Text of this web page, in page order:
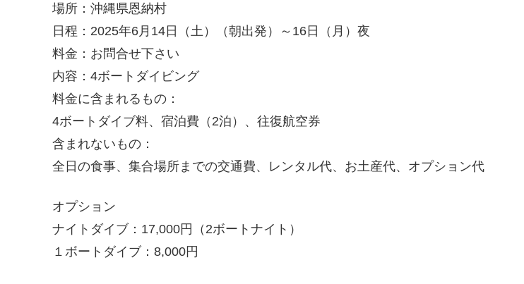
場所：沖縄県恩納村
日程：2025年6月14日（土）（朝出発）～16日（月）夜
料金：お問合せ下さい
内容：4ボートダイビング
料金に含まれるもの：
4ボートダイブ料、宿泊費（2泊）、往復航空券
含まれないもの：
全日の食事、集合場所までの交通費、レンタル代、お土産代、オプション代
オプション
ナイトダイブ：17,000円（2ボートナイト）
１ボートダイブ：8,000円